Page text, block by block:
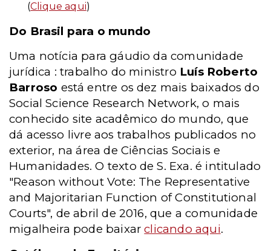
(Clique aqui)
Do Brasil para o mundo
Uma notícia para gáudio da comunidade
jurídica : trabalho do ministro Luís Roberto
Barroso está entre os dez mais baixados do
Social Science Research Network, o mais
conhecido site acadêmico do mundo, que
dá acesso livre aos trabalhos publicados no
exterior, na área de Ciências Sociais e
Humanidades. O texto de S. Exa. é intitulado
"Reason without Vote: The Representative
and Majoritarian Function of Constitutional
Courts", de abril de 2016, que a comunidade
migalheira pode baixarclicando aqui.